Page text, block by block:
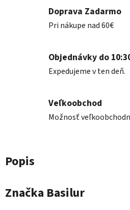
Doprava Zadarmo
Pri nákupe nad 60€
Objednávky do
Expedujeme v ten deň.
Veľkoobchod
Možnosť
Popis
Značka Basilur